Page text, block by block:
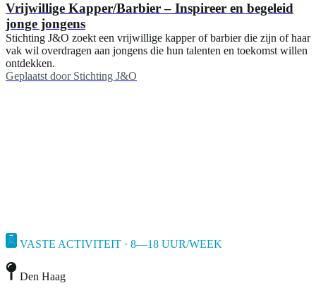
Vrijwillige Kapper/Barbier – Inspireer en begeleid
jonge jongens
Stichting J&O zoekt een vrijwillige kapper of barbier die zijn of haar
vak wil overdragen aan jongens die hun talenten en toekomst willen
ontdekken.
Geplaatst door Stichting J&O
VASTE ACTIVITEIT · 8—18 UUR/WEEK
Den Haag